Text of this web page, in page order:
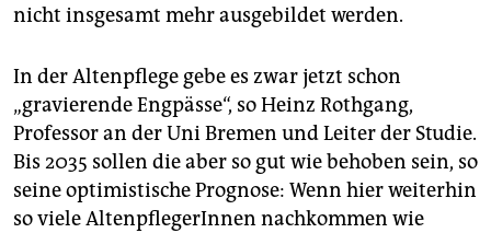
nicht insgesamt mehr ausgebildet werden.
In der Altenpflege gebe es zwar jetzt schon
„gravierende Engpässe“, so Heinz Rothgang,
Professor an der Uni Bremen und Leiter der Studie.
Bis 2035 sollen die aber so gut wie behoben sein, so
seine optimistische Prognose: Wenn hier weiterhin
so viele AltenpflegerInnen nachkommen wie